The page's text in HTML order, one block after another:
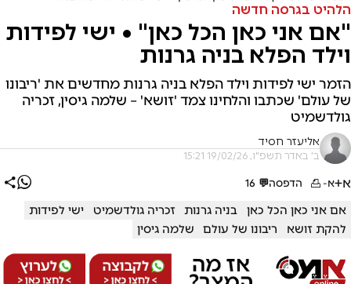
הלהיט בגרסה חדשה
"אם אני כאן הכל כאן" • ישי לפידות
וילד הפלא בניה גרנות
הזמר ישי לפידות וילד הפלא בניה גרנות מחדשים את 'ריבונו
של עולם' שכתבו והלחינו צמד 'זושא' – שלמה גיסין, זכריה
גולדשמיט
אליעזר חסיד
ב' באדר תשפ"ו, 19/02/26 15:21
א+א- הדפסה💬
16
אם אני כאן הכל כאן בניה גרנות זכריה גולדשמיט
ישי לפידות
להקת זושא
ריבונו של עולם שלמה גיסין